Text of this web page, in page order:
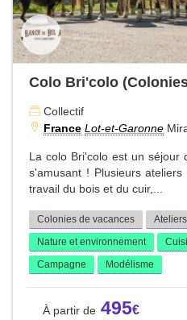
Colo Bri'colo
Collectif
France Lot-et-Garonne
La colo Bri'colo est un
s'amusant ! Plusieurs
travail du bois et du cuir,...
Colonies de vacances
Nature et environnement
Campagne
Modélisme
495